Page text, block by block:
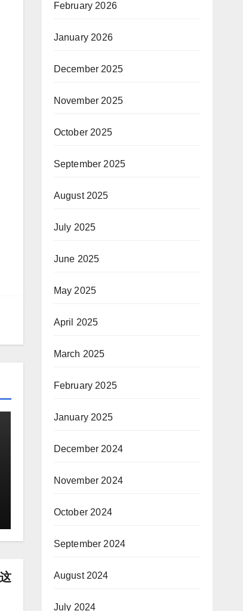
February 2026
January 2026
December 2025
November 2025
October 2025
September 2025
August 2025
July 2025
June 2025
May 2025
April 2025
March 2025
February 2025
January 2025
December 2024
November 2024
October 2024
September 2024
August 2024
July 2024